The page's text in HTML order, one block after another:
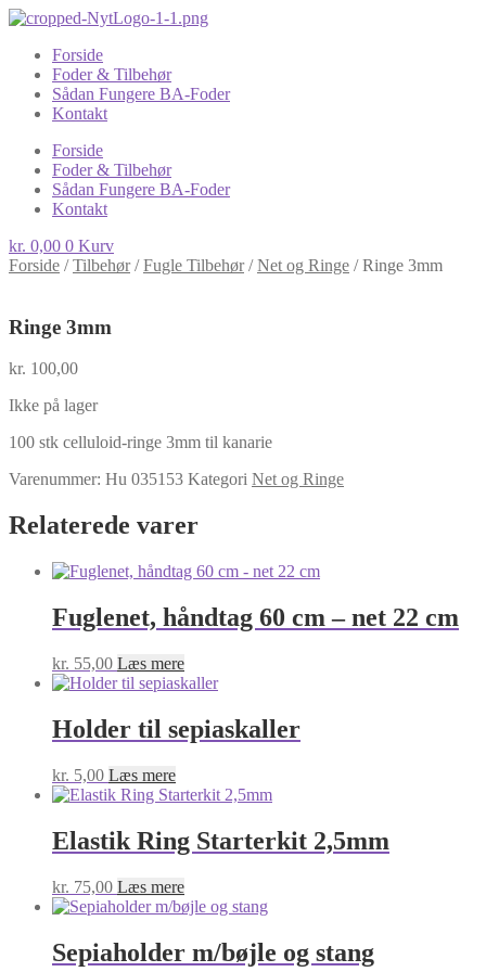
Forside
Foder & Tilbehør
Sådan Fungere BA-Foder
Kontakt
Forside
Foder & Tilbehør
Sådan Fungere BA-Foder
Kontakt
kr. 0,00 0 Kurv
Forside /Tilbehør/Fugle Tilbehør/Net og Ringe /Ringe 3mm
Ringe 3mm
kr. 100,00
Ikke på lager
100 stk celluloid-ringe 3mm til kanarie
Varenummer: Hu 035153 Kategori Net og Ringe
Relaterede varer
Fuglenet, håndtag 60 cm – net 22 cm
kr. 55,00 Læs mere
Holder til sepiaskaller
kr. 5,00 Læs mere
Elastik Ring Starterkit 2,5mm
kr. 75,00 Læs mere
Sepiaholder m/bøjle og stang